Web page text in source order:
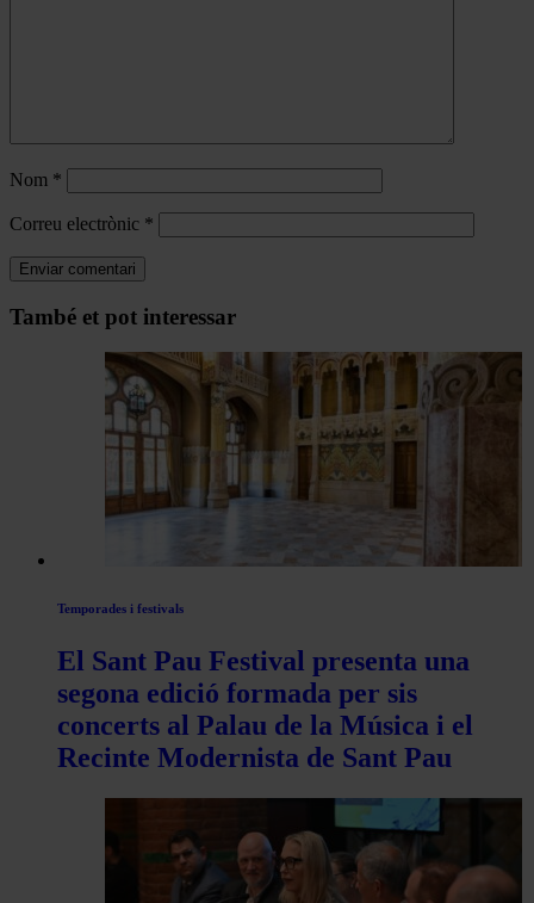
Nom *
Correu electrònic *
Navegar
També et pot interessar
Temporades i festivals
El Sant Pau Festival presenta una
segona edició formada per sis
concerts al Palau de la Música i el
Recinte Modernista de Sant Pau